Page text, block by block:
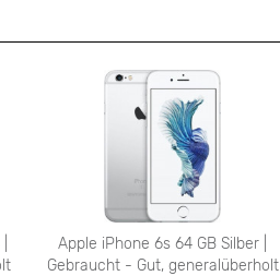
Apple iPhone 6s 64 GB Silber |
Gebraucht - Gut, generalüberholt